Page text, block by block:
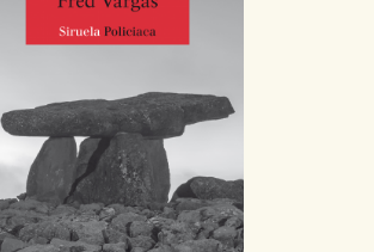
pero en ese caso es posible que algunas
web dejen de funcionar
se utilizan para mejorar su experiencia
y optimizar el funcionamiento de
web. Almacenan configuraciones de
que no tenga que reconfigurarlos cada
visita. La información es agregada y, por lo
publicidad y redes sociales